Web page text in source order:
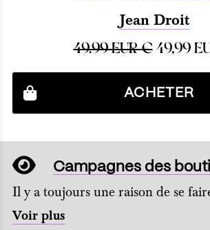
Jean Droit
49.99 EUR€49,99
ACHETER
Campagnes des
Il y a toujours une raison de se
Voir plus